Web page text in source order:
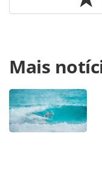
https://
veiculos/2020/11/
zero-
oferecidas na
PANROTAS Editora
sobre direito autoral.
Mais